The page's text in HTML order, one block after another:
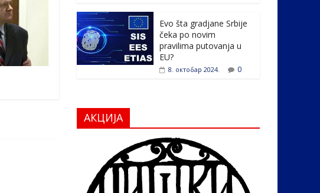
Evo šta gradjane Srbije
čeka po novim
pravilima putovanja u
EU?
8. октобар 2024. 0
АКЦИЈА